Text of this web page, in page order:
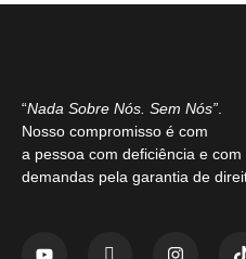
“Nada Sobre Nós. Sem Nós”
Nosso compromisso é com
a pessoa com deficiência e
demandas pela garantia de